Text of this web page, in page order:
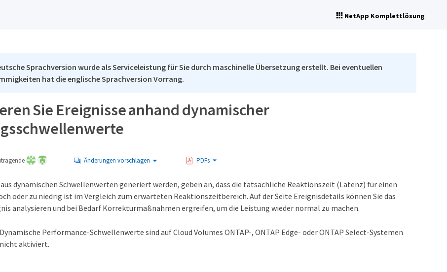
NetApp Komplettlösung
Sprachversion wurde als Serviceleistung für Sie durch maschinelle Übersetzung erstellt. Bei eventuellen
hat die englische Sprachversion Vorrang.
Sie Ereignisse anhand dynamischer
Änderungen vorschlagen PDFs
dynamischen Schwellenwerten generiert werden, geben an, dass die tatsächliche Reaktionszeit (Latenz) für einen
oder zu niedrig ist im Vergleich zum erwarteten Reaktionszeitbereich. Auf der Seite Ereignisdetails können Sie das
analysieren und bei Bedarf Korrekturmaßnahmen ergreifen, um die Leistung wieder normal zu machen.
Dynamische Performance-Schwellenwerte sind auf Cloud Volumes ONTAP-, ONTAP Edge- oder ONTAP Select-Systemen
nicht aktiviert.